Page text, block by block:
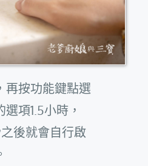
再按功能鍵點選
選項1.5小時，
後就會自行啟